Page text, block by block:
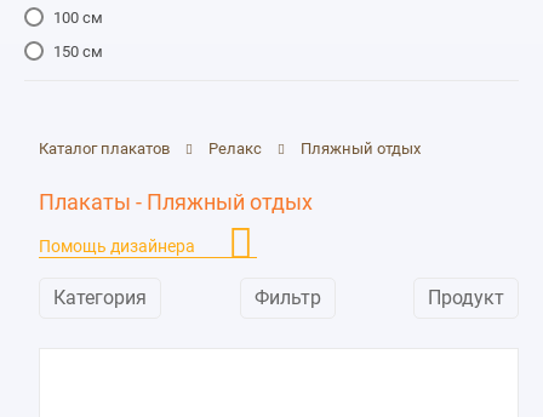
100 см
150 см
Каталог плакатов Релакс Пляжный отдых
Плакаты - Пляжный отдых
Помощь дизайнера
Категория Фильтр Продукт